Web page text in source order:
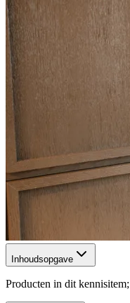
Inhoudsopgave
Producten in dit kennisitem;